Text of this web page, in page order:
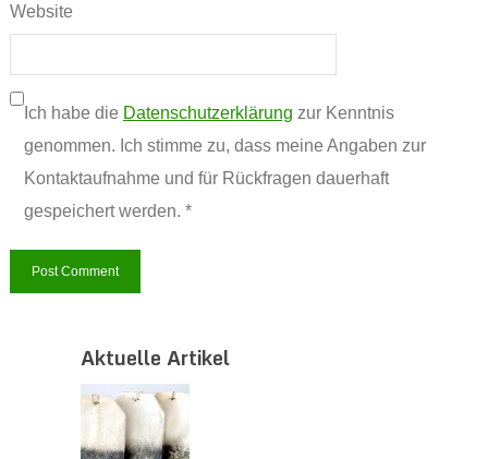
Website
Ich habe die Datenschutzerklärung zur Kenntnis
genommen. Ich stimme zu, dass meine Angaben zur
Kontaktaufnahme und für Rückfragen dauerhaft
gespeichert werden. *
Aktuelle Artikel